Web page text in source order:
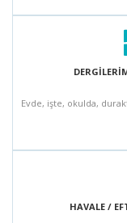
Evde, işte, okulda,
HAVALE /